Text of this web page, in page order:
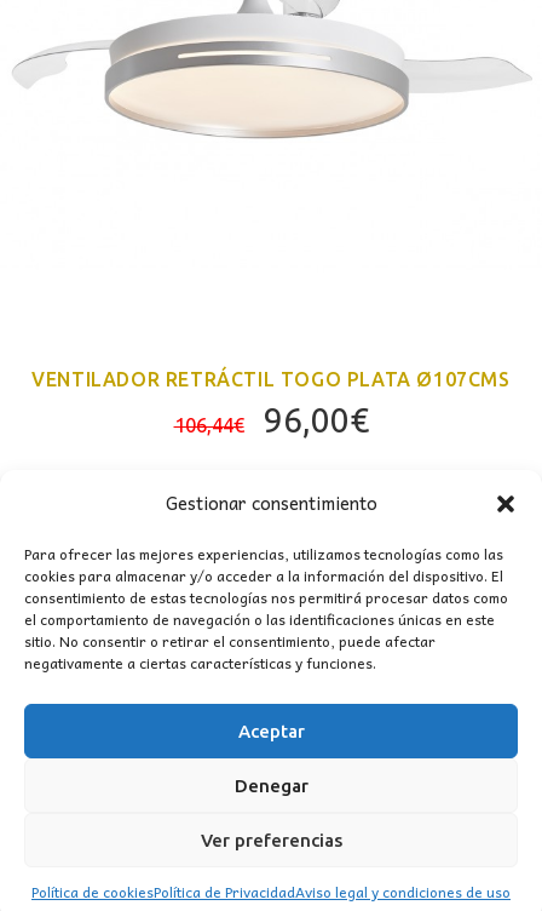
Gestionar consentimiento
Para ofrecer las mejores experiencias, utilizamos tecnologías como las
cookies para almacenar y/o acceder a la información del dispositivo. El
consentimiento de estas tecnologías nos permitirá procesar datos como
el comportamiento de navegación o las identificaciones únicas en este
sitio. No consentir o retirar el consentimiento, puede afectar
negativamente a ciertas características y funciones.
Aceptar
Denegar
Ver preferencias
Política de cookiesPolítica de PrivacidadAviso legal y condiciones de uso
VENTILADOR RETRÁCTIL TOGO PLATA Ø107CMS
106,44€
El
original
era:
106,44€.
96,00€El
es:
96,00€.
CONTACTO
WhatsApp
TikTok
Instagram